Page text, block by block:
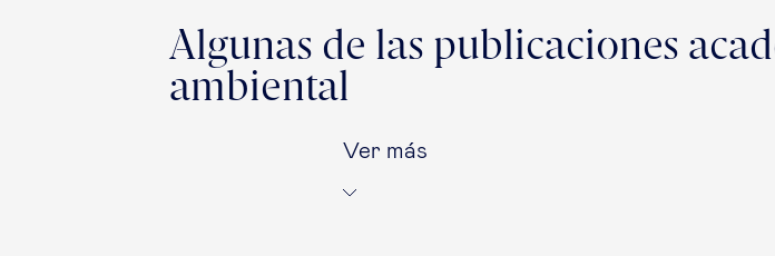
Algunas de las publicaciones
ambiental
Ver más